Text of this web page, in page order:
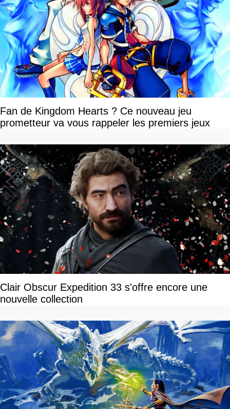
Fan de Kingdom Hearts ? Ce nouveau jeu
prometteur va vous rappeler les premiers jeux
Clair Obscur Expedition 33 s'offre encore une
nouvelle collection